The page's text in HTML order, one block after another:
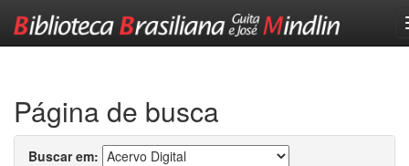
Página de busca
Buscar em: